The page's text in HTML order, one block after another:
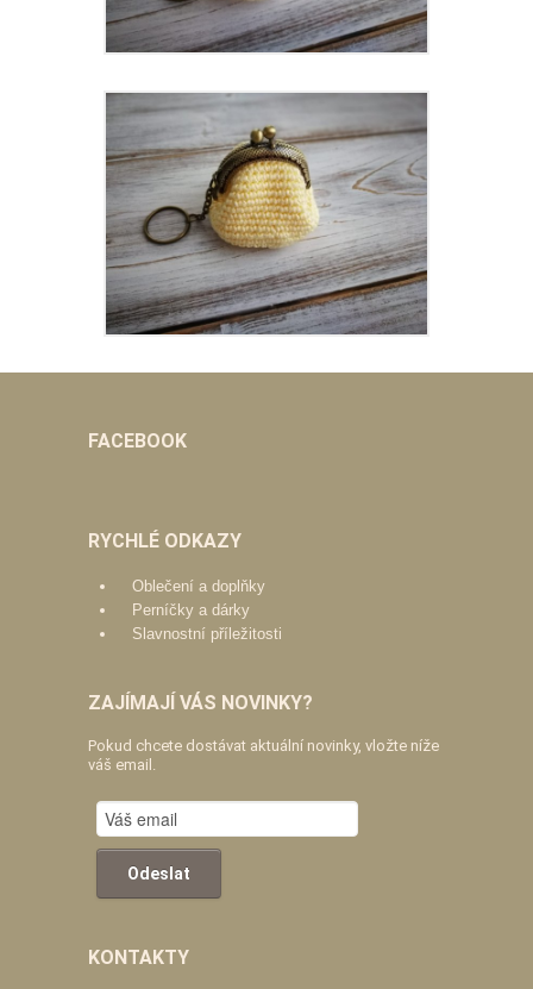
FACEBOOK
RYCHLÉ ODKAZY
Oblečení a doplňky
Perníčky a dárky
Slavnostní příležitosti
ZAJÍMAJÍ VÁS NOVINKY?
Pokud chcete dostávat aktuální novinky, vložte níže
váš email.
KONTAKTY